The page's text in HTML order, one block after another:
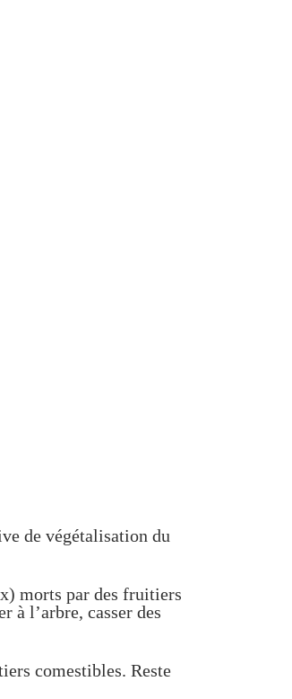
de végétalisation du
morts par des fruitiers
à l’arbre, casser des
comestibles. Reste